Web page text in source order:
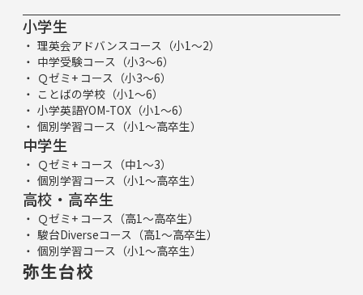
小学生
理英会アドバンスコース（小1～2）
中学受験コース（小3～6）
Ｑゼミ+ コース（小3～6）
ことばの学校（小1～6）
小学英語YOM-TOX（小1～6）
個別学習コース（小1～高卒生）
中学生
Ｑゼミ+ コース（中1～3）
個別学習コース（小1～高卒生）
高校・高卒生
Ｑゼミ+ コース（高1～高卒生）
駿台Diverseコース（高1～高卒生）
個別学習コース（小1～高卒生）
弥生台校